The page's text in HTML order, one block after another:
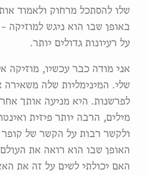
שלו להסתכל מרחוק ולאמוד
באופן שבו הוא ניגש למוזיקה
על רעיונות גדולים יותר.
אני מודה כבר עכשיו, מוזיקה
שלי. המינימליות שלה
לפרשנות. היא מניעה אותך
מילים, הרבה יותר פיזית
ולקשר רבות על הקשר של קופר
האופן שבו הוא רואה את
האם יכולתי לשים על זה את